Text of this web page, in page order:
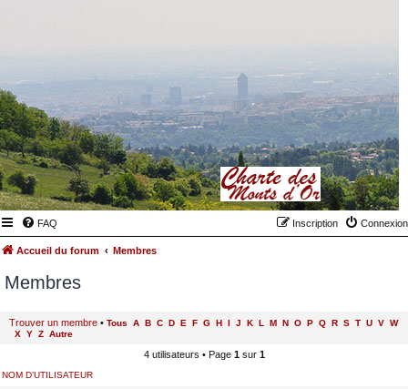
FAQ Connexion
Inscription
Accueil du forum Membres
Membres
Trouver un membre • Tous A B C D E F G H I J K L M N O P Q R S T U V W
X Y Z Autre
4 utilisateurs • Page 1sur 1
NOM D’UTILISATEUR